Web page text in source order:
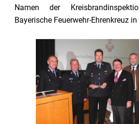
Namen der
Bayerische Feuerwehr-Ehrenkreuz